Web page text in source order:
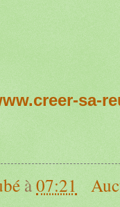
sa-
à07:21